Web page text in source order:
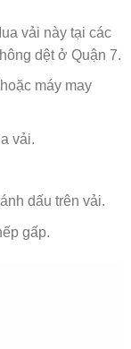
vải này tại các
dệt ở Quận 7.
máy may
vải.
dấu trên vải.
gấp.